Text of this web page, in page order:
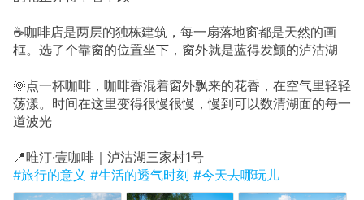
☕咖啡店是两层的独栋建筑，每一扇落地窗都是天然的画
框。选了个靠窗的位置坐下，窗外就是蓝得发颤的泸沽湖
🌞点一杯咖啡，咖啡香混着窗外飘来的花香，在空气里轻轻
荡漾。时间在这里变得很慢很慢，慢到可以数清湖面的每一
道波光
📍唯汀·壹咖啡｜泸沽湖三家村1号
#旅行的意义 #生活的透气时刻 #今天去哪玩儿